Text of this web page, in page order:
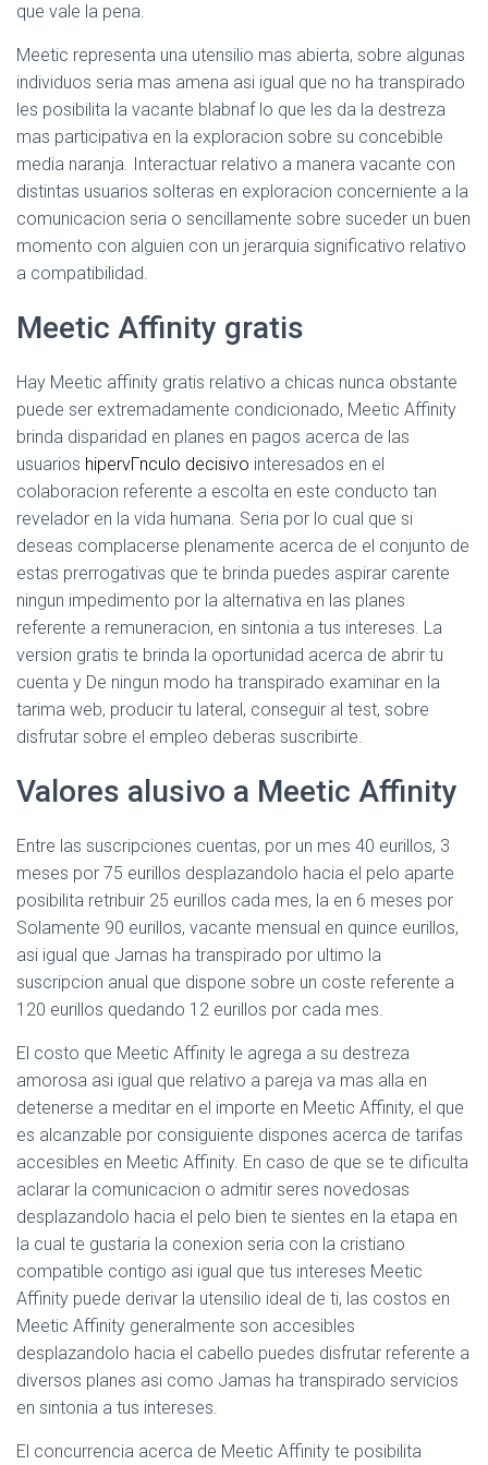
que vale la pena.
Meetic representa una utensilio mas abierta, sobre algunas
individuos seria mas amena asi igual que no ha transpirado
les posibilita la vacante blabnaf lo que les da la destreza
mas participativa en la exploracion sobre su concebible
media naranja. Interactuar relativo a manera vacante con
distintas usuarios solteras en exploracion concerniente a la
comunicacion seria o sencillamente sobre suceder un buen
momento con alguien con un jerarquia significativo relativo
a compatibilidad.
Meetic Affinity gratis
Hay Meetic affinity gratis relativo a chicas nunca obstante
puede ser extremadamente condicionado, Meetic Affinity
brinda disparidad en planes en pagos acerca de las
usuarios hipervГ­nculo decisivo interesados en el
colaboracion referente a escolta en este conducto tan
revelador en la vida humana. Seria por lo cual que si
deseas complacerse plenamente acerca de el conjunto de
estas prerrogativas que te brinda puedes aspirar carente
ningun impedimento por la alternativa en las planes
referente a remuneracion, en sintonia a tus intereses. La
version gratis te brinda la oportunidad acerca de abrir tu
cuenta y De ningun modo ha transpirado examinar en la
tarima web, producir tu lateral, conseguir al test, sobre
disfrutar sobre el empleo deberas suscribirte.
Valores alusivo a Meetic Affinity
Entre las suscripciones cuentas, por un mes 40 eurillos, 3
meses por 75 eurillos desplazandolo hacia el pelo aparte
posibilita retribuir 25 eurillos cada mes, la en 6 meses por
Solamente 90 eurillos, vacante mensual en quince eurillos,
asi igual que Jamas ha transpirado por ultimo la
suscripcion anual que dispone sobre un coste referente a
120 eurillos quedando 12 eurillos por cada mes.
El costo que Meetic Affinity le agrega a su destreza
amorosa asi igual que relativo a pareja va mas alla en
detenerse a meditar en el importe en Meetic Affinity, el que
es alcanzable por consiguiente dispones acerca de tarifas
accesibles en Meetic Affinity. En caso de que se te dificulta
aclarar la comunicacion o admitir seres novedosas
desplazandolo hacia el pelo bien te sientes en la etapa en
la cual te gustaria la conexion seria con la cristiano
compatible contigo asi igual que tus intereses Meetic
Affinity puede derivar la utensilio ideal de ti, las costos en
Meetic Affinity generalmente son accesibles
desplazandolo hacia el cabello puedes disfrutar referente a
diversos planes asi como Jamas ha transpirado servicios
en sintonia a tus intereses.
El concurrencia acerca de Meetic Affinity te posibilita